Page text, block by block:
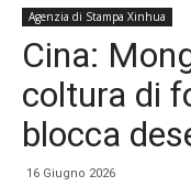
Agenzia di Stampa Xinhua
Cina:
coltura di
blocca
16 Giugno 2026